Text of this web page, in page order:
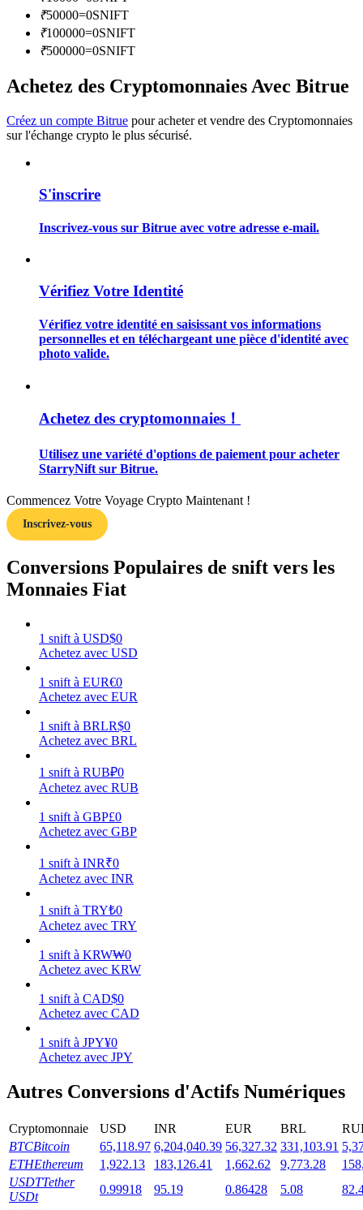
Information
Analyse de mégadonnées, y compris des informations
commerciales, etc.
Gagner
Cochon de puissance
Gagnez quotidiennement des récompenses compétitives
Jalonnement
Des rendements élevés et un accès instantané
Launchpool
Staking flexible pour gagner des jetons populaires
₹50000=0SNIFT
₹100000=0SNIFT
₹500000=0SNIFT
Achetez des Cryptomonnaies Avec Bitrue
Créez un compte Bitrue pour acheter et vendre des Cryptomonnaies
sur l'échange crypto le plus sécurisé.
S'inscrire
Inscrivez-vous sur Bitrue avec votre adresse e-mail.
Vérifiez Votre Identité
Vérifiez votre identité en saisissant vos informations
personnelles et en téléchargeant une pièce d'identité avec
photo valide.
Achetez des cryptomonnaies！
Utilisez une variété d'options de paiement pour acheter
StarryNift sur Bitrue.
Commencez Votre Voyage Crypto Maintenant !
Inscrivez-vous
Conversions Populaires de snift vers les
Monnaies Fiat
1 snift à USD$0
Achetez avec USD
1 snift à EUR€0
Achetez avec EUR
1 snift à BRLR$0
Achetez avec BRL
1 snift à RUB₽0
Achetez avec RUB
1 snift à GBP£0
Achetez avec GBP
1 snift à INR₹0
Achetez avec INR
1 snift à TRY₺0
Achetez avec TRY
1 snift à KRW₩0
Achetez avec KRW
1 snift à CAD$0
Achetez avec CAD
1 snift à JPY¥0
Achetez avec JPY
Autres Conversions d'Actifs Numériques
Cryptomonnaie USD INR EUR BRL
BTCBitcoin 65,118.97 6,204,040.39 56,327.32 331,103.91
ETHEthereum 1,922.13 183,126.41 1,662.62 9,773.28
USDTTether
USDt
0.99918 95.19 0.86428 5.08